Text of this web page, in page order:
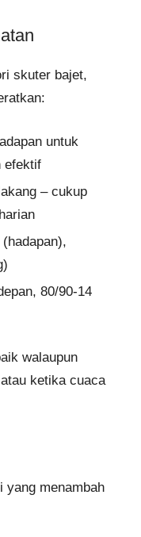
skuter bajet,
untuk
efektif
– cukup
80/90-14
walaupun
ketika cuaca
yang menambah